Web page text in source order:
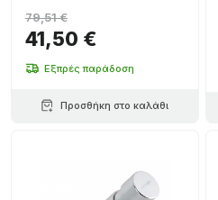
41,50 €
79,51 €
Εξπρές παράδοση
Προσθήκη στο καλάθι